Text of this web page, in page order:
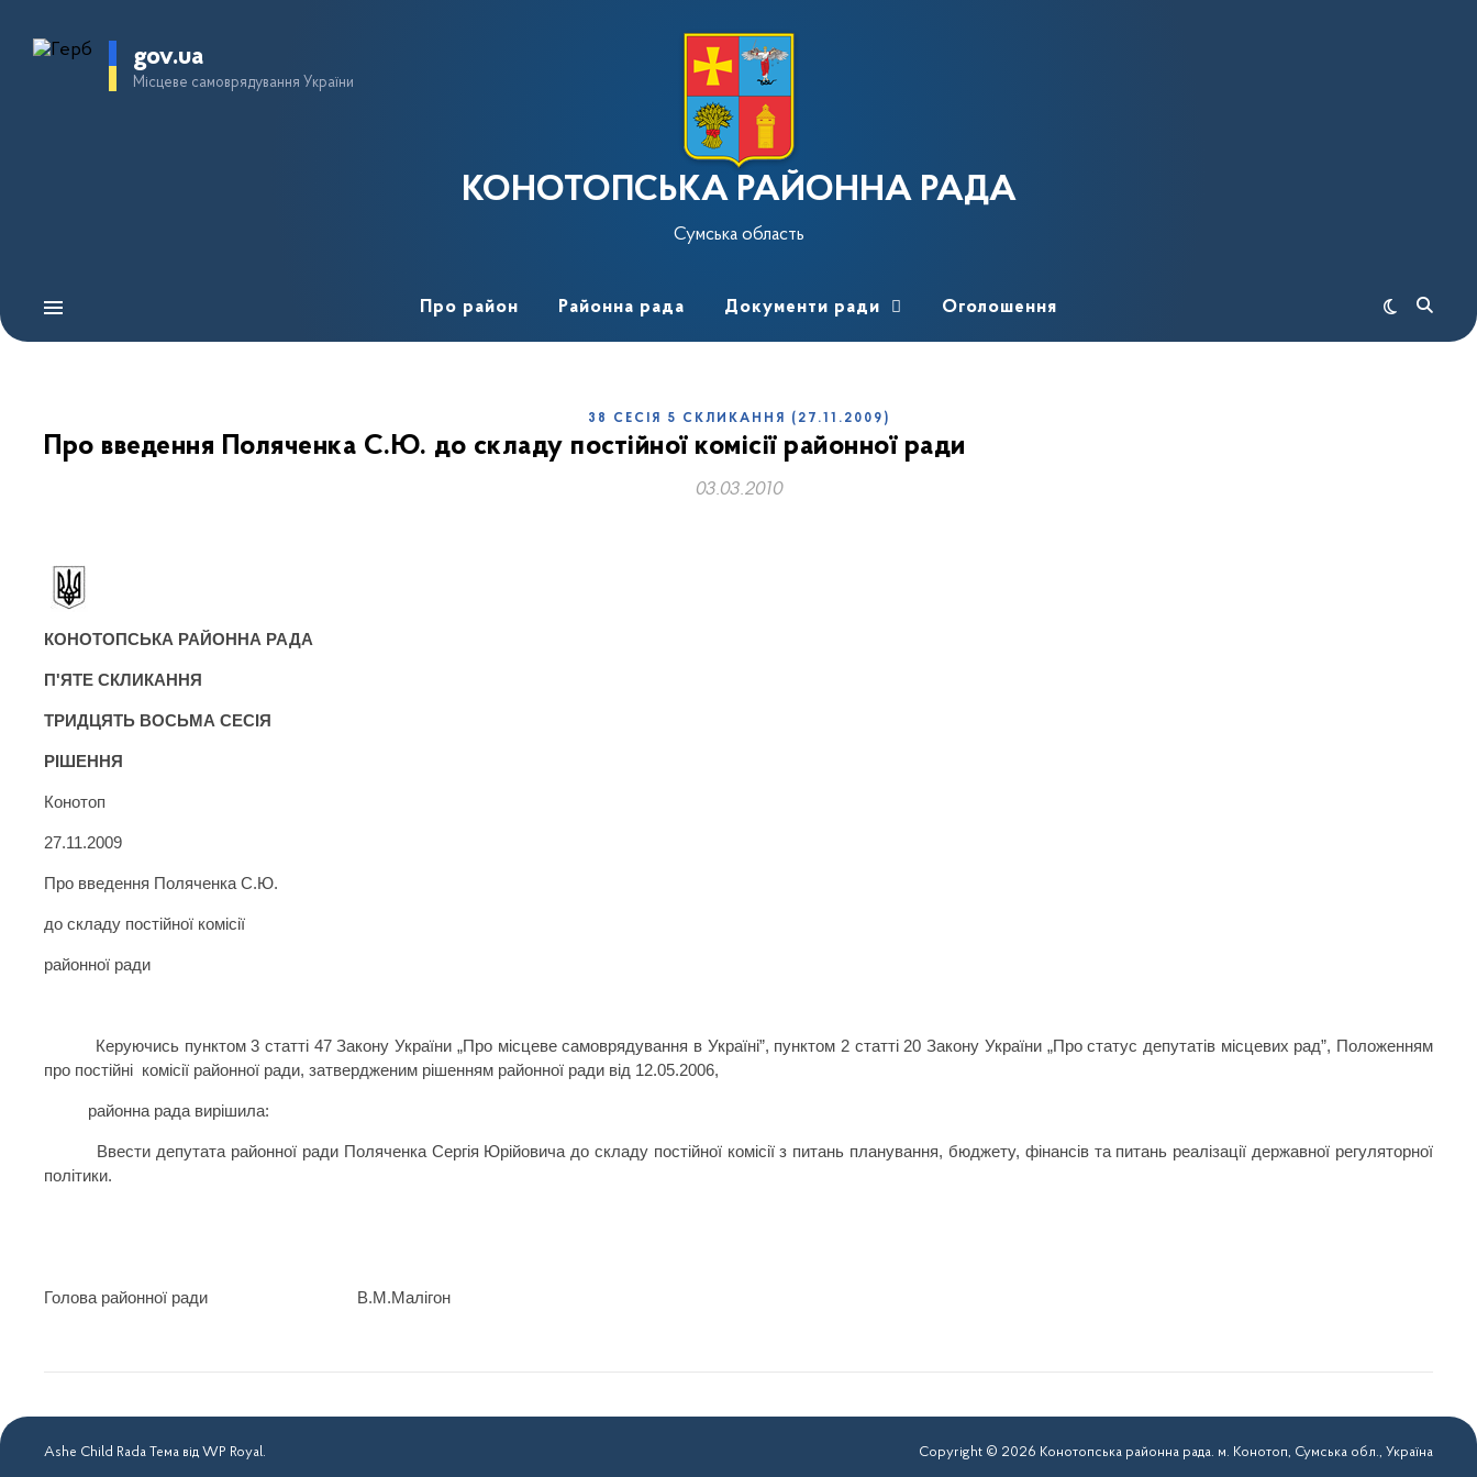
gov.ua
Місцеве самоврядування України
КОНОТОПСЬКА РАЙОННА РАДА
Сумська область
Про район Районна рада Документи ради Оголошення
38 СЕСІЯ 5 СКЛИКАННЯ (27.11.2009)
Про введення Поляченка С.Ю. до складу постійної комісії районної ради
03.03.2010
КОНОТОПСЬКА РАЙОННА РАДА
П'ЯТЕ СКЛИКАННЯ
ТРИДЦЯТЬ ВОСЬМА СЕСІЯ
РІШЕННЯ
Конотоп
27.11.2009
Про введення Поляченка С.Ю.
до складу постійної комісії
районної ради
Керуючись пунктом 3 статті 47 Закону України „Про місцеве самоврядування в Україні”, пунктом 2 статті 20 Закону України „Про статус депутатів місцевих рад”, Положенням
про постійні комісії районної ради, затвердженим рішенням районної ради від 12.05.2006,
районна рада вирішила:
Ввести депутата районної ради Поляченка Сергія Юрійовича до складу постійної комісії з питань планування, бюджету, фінансів та питань реалізації державної регуляторної
політики.
Голова районної ради В.М.Малігон
Copyright © 2026 Конотопська районна рада. м. Конотоп, Сумська обл., Україна
Ashe Child Rada Тема від WP Royal.